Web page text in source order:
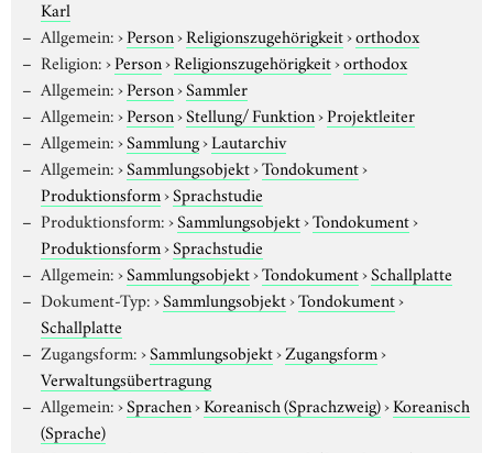
Karl
Allgemein:›Person›Religionszugehörigkeit›orthodox
Religion:›Person›Religionszugehörigkeit›orthodox
Allgemein:›Person›Sammler
Allgemein:›Person›Stellung/ Funktion›Projektleiter
Allgemein:›Sammlung›Lautarchiv
Allgemein:›Sammlungsobjekt›Tondokument›
Produktionsform›Sprachstudie
Produktionsform:›Sammlungsobjekt›Tondokument›
Produktionsform›Sprachstudie
Allgemein:›Sammlungsobjekt›Tondokument›Schallplatte
Dokument-Typ:›Sammlungsobjekt›Tondokument›
Schallplatte
Zugangsform:›Sammlungsobjekt›Zugangsform›
Verwaltungsübertragung
Allgemein:›Sprachen›Koreanisch (Sprachzweig)›Koreanisch
(Sprache)